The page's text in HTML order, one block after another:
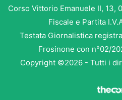
Corso Vittorio Emanuele II, 13,
Fiscale e Partita
Testata Giornalistica
Frosinone con n°02/
Copyright ©2026 - Tutti i